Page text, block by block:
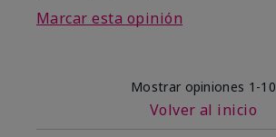
Marcar esta opinión
Mostrar opiniones 1-10
Volver al inicio